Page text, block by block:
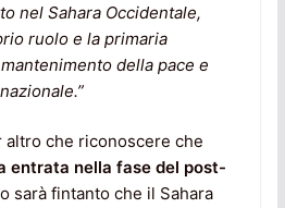
nel Sahara Occidentale,
ruolo e la primaria
della pace e
altro che riconoscere che
entrata nella fase del post-
sarà fintanto che il Sahara